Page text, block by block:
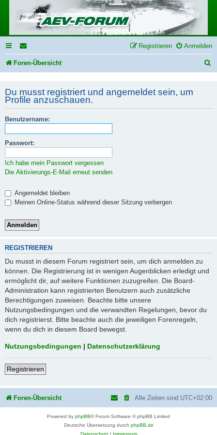
Anmelden
Registrieren
Foren-Übersicht
Du musst registriert und angemeldet sein, um
Profile anzuschauen.
Benutzername:
Passwort:
Ich habe mein Passwort vergessen
Die Aktivierungs-E-Mail erneut senden
Angemeldet bleiben
Meinen Online-Status während dieser Sitzung verbergen
REGISTRIEREN
Du musst in diesem Forum registriert sein, um dich anmelden zu
können. Die Registrierung ist in wenigen Augenblicken erledigt und
ermöglicht dir, auf weitere Funktionen zuzugreifen. Die Board-
Administration kann registrierten Benutzern auch zusätzliche
Berechtigungen zuweisen. Beachte bitte unsere
Nutzungsbedingungen und die verwandten Regelungen, bevor du
dich registrierst. Bitte beachte auch die jeweiligen Forenregeln,
wenn du dich in diesem Board bewegst.
Nutzungsbedingungen | Datenschutzerklärung
Registrieren
Foren-Übersicht Alle Zeiten sind UTC+02:00
Powered by phpBB® Forum Software © phpBB Limited
Deutsche Übersetzung durch phpBB.de
Datenschutz| Impressum